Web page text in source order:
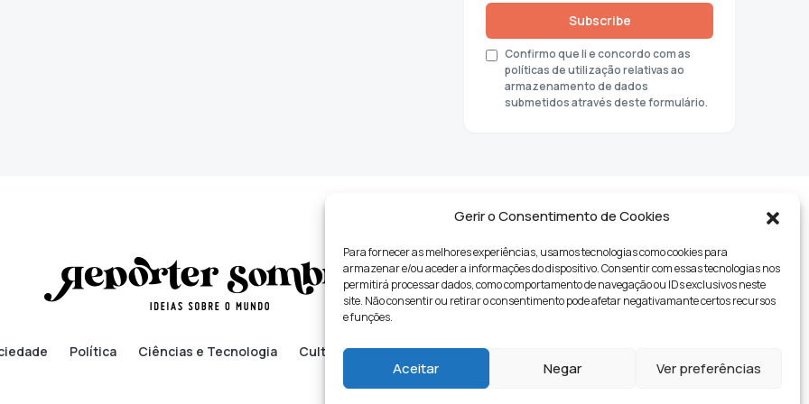
Gerir o Consentimento de Cookies
Para fornecer as melhores experiências, usamos tecnologias como cookies para
armazenar e/ou aceder a informações do dispositivo. Consentir com essas tecnologias nos
permitirá processar dados, como comportamento de navegação ou IDs exclusivos neste
site. Não consentir ou retirar o consentimento pode afetar negativamante certos recursos
e funções.
Aceitar Negar Ver preferências
Subscribe
Confirmo que li e concordo com as
políticas de utilização relativas ao
armazenamento de dados
submetidos através deste formulário.
Política Ciências e Tecnologia Cultura Lifestyle